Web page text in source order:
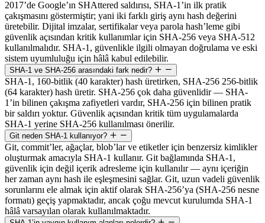
2017’de Google’ın SHAttered saldırısı, SHA-1’in ilk pratik
çakışmasını göstermiştir; yani iki farklı giriş aynı hash değerini
üretebilir. Dijital imzalar, sertifikalar veya parola hash’leme gibi
güvenlik açısından kritik kullanımlar için SHA-256 veya SHA-512
kullanılmalıdır. SHA-1, güvenlikle ilgili olmayan doğrulama ve eski
sistem uyumluluğu için hâlâ kabul edilebilir.
SHA-1 ve SHA-256 arasındaki fark nedir?
SHA-1, 160-bitlik (40 karakter) hash üretirken, SHA-256 256-bitlik
(64 karakter) hash üretir. SHA-256 çok daha güvenlidir — SHA-
1’in bilinen çakışma zafiyetleri vardır, SHA-256 için bilinen pratik
bir saldırı yoktur. Güvenlik açısından kritik tüm uygulamalarda
SHA-1 yerine SHA-256 kullanılması önerilir.
Git neden SHA-1 kullanıyor?
Git, commit’ler, ağaçlar, blob’lar ve etiketler için benzersiz kimlikler
oluşturmak amacıyla SHA-1 kullanır. Git bağlamında SHA-1,
güvenlik için değil içerik adresleme için kullanılır — aynı içeriğin
her zaman aynı hash ile eşleşmesini sağlar. Git, uzun vadeli güvenlik
sorunlarını ele almak için aktif olarak SHA-256’ya (SHA-256 nesne
formatı) geçiş yapmaktadır, ancak çoğu mevcut kurulumda SHA-1
hâlâ varsayılan olarak kullanılmaktadır.